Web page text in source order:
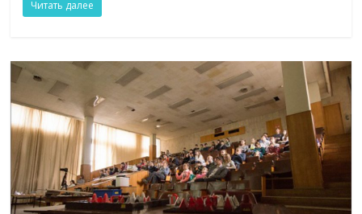
Читать далее